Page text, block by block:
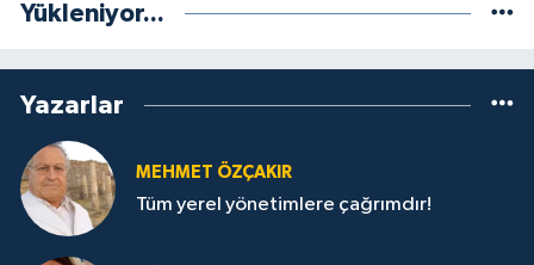
Yükleniyor...
Yazarlar
MEHMET ÖZÇAKIR
Tüm yerel yönetimlere çağrımdır!